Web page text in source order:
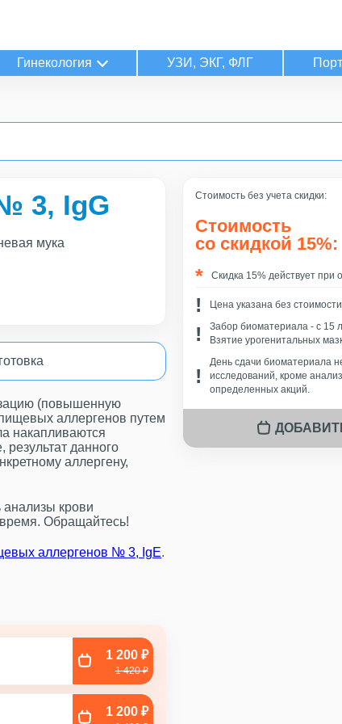
Гинекология УЗИ, ЭКГ, ФЛГ
Стоимость без учета скидки:
Стоимость
со скидкой 15%:
Скидка 15% действует при
Цена указана без
Забор биоматериала - c 15
Взятие урогенитальных
День сдачи биоматериала
исследований, кроме
определенных акций.
3, IgG
мука
(повышенную
аллергенов путем
накапливаются
данного
аллергену,
крови
Обращайтесь!
аллергенов № 3, IgE.
1 200 ₽
1 420 ₽
1 200 ₽